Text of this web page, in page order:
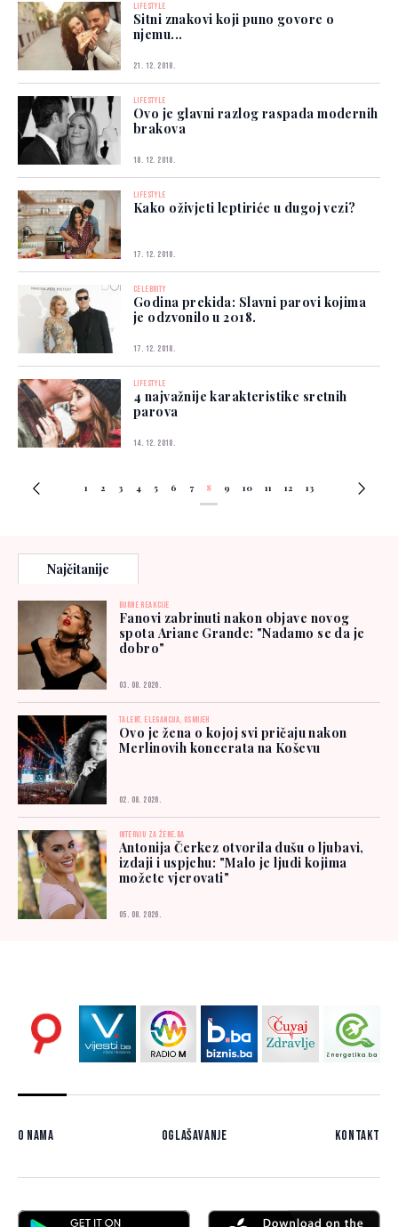
LIFESTYLE
Sitni znakovi koji puno govore o
njemu...
21. 12. 2018.
LIFESTYLE
Ovo je glavni razlog raspada modernih
brakova
18. 12. 2018.
LIFESTYLE
Kako oživjeti leptiriće u dugoj vezi?
17. 12. 2018.
CELEBRITY
Godina prekida: Slavni parovi kojima
je odzvonilo u 2018.
17. 12. 2018.
LIFESTYLE
4 najvažnije karakteristike sretnih
parova
14. 12. 2018.
1 2 3 4 5 6 7 8 9 10 11 12 13
Najčitanije
BURNE REAKCIJE
Fanovi zabrinuti nakon objave novog
spota Ariane Grande: "Nadamo se da je
dobro"
03. 08. 2026.
TALENT, ELEGANCIJA, OSMIJEH
Ovo je žena o kojoj svi pričaju nakon
Merlinovih koncerata na Koševu
02. 08. 2026.
INTERVJU ZA ŽENE.BA
Antonija Čerkez otvorila dušu o ljubavi,
izdaji i uspjehu: "Malo je ljudi kojima
možete vjerovati"
05. 08. 2026.
O nama Oglašavanje Kontakt